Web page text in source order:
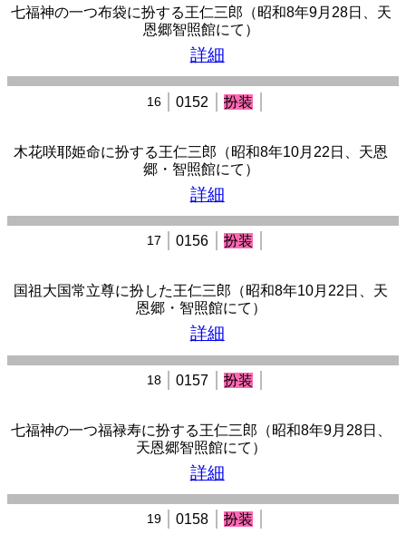
七福神の一つ布袋に扮する王仁三郎（昭和8年9月28日、天
恩郷智照館にて）
詳細
16 0152 扮装
木花咲耶姫命に扮する王仁三郎（昭和8年10月22日、天恩
郷・智照館にて）
詳細
17 0156 扮装
国祖大国常立尊に扮した王仁三郎（昭和8年10月22日、天
恩郷・智照館にて）
詳細
18 0157 扮装
七福神の一つ福禄寿に扮する王仁三郎（昭和8年9月28日、
天恩郷智照館にて）
詳細
19 0158 扮装